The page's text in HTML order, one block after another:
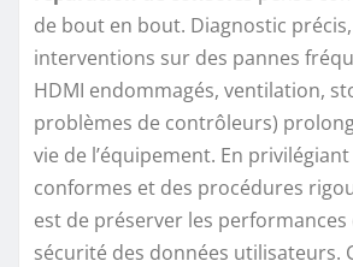
de bout en bout. Diagnostic
interventions sur des pannes
HDMI endommagés, ventilation,
problèmes de contrôleurs)
vie de l’équipement. En
conformes et des procédures
est de préserver les performances
sécurité des données utilisateurs.